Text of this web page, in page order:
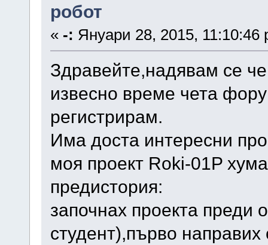
робот
« -: Януари 28, 2015, 11:10:46
Здравейте,надявам се
извесно време чета
регистрирам.
Има доста интересни
моя проект Roki-01P
предистория:
започнах проекта преди
студент),първо направих